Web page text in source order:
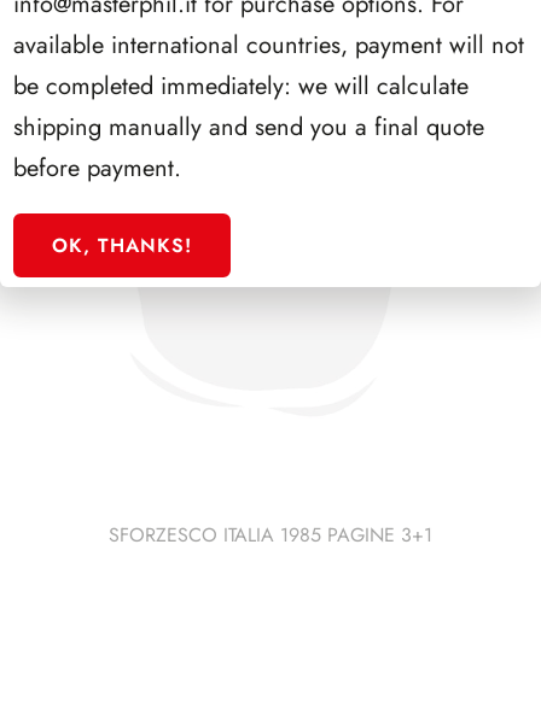
SFORZESCO ITALIA 1985 PAGINE 3+1
available international countries, payment will not
be completed immediately: we will calculate
shipping manually and send you a final quote
before payment.
OK, THANKS!